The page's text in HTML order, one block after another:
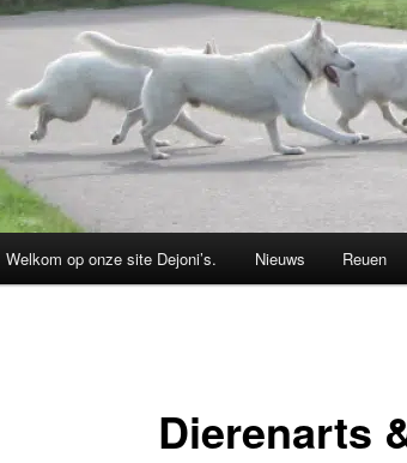
Welkom op onze site Dejoni’s. Nieuws Reuen
Dierenarts